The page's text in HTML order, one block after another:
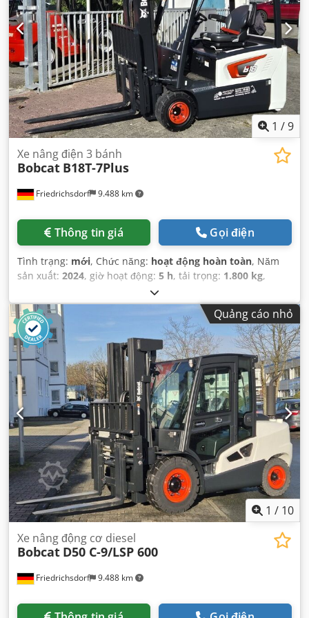
1 /9
Friedrichsdorf 9.488 km
Xe nâng điện 3 bánh
Bobcat B18T-7Plus
Thông tin giá Gọi điện
Tình trạng: mới, Chức năng: hoạt động hoàn toàn, Năm
sản xuất: 2024, giờ hoạt động: 5 h, tải trọng: 1.800 kg,
, nâng tự do:
nhiên liệu:điện, loại cột:triplex, chiều cao xây dựng:2.130
mm, công suất: 6 kW (8,16 mã lực)
, chiều rộng giá đỡ càng
nâng:902 mm , chiều dài càng: 1.200 mm, trọng lượng
không tải: 3.250 kg , tổng chiều dài:1.991 mm
, loại truyền
động:Elektro, chiều rộng xây dựng:1.090 mm,
Quảng cáo nhỏ
1 / 10
Friedrichsdorf 9.488 km
Xe nâng động cơ diesel
Bobcat D50 C-9/LSP 600